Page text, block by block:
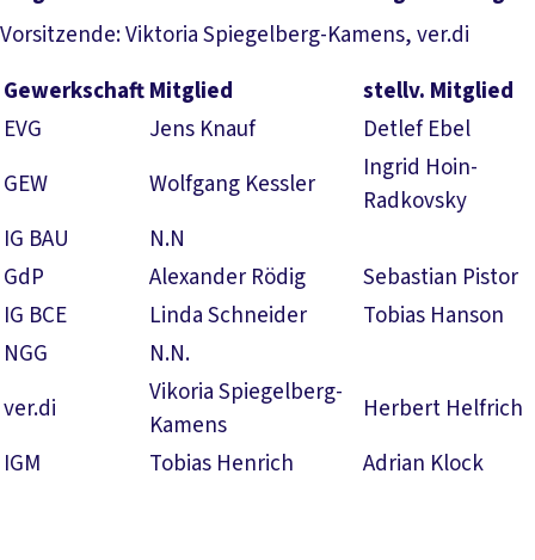
Vorsitzende: Viktoria Spiegelberg-Kamens, ver.di
GewerkschaftMitglied
stellv. Mitglied
EVG
Jens Knauf
Detlef Ebel
GEW
Wolfgang Kessler
Ingrid Hoin-
Radkovsky
IG BAU
N.N
GdP
Alexander Rödig
Sebastian Pistor
IG BCE
Linda Schneider
Tobias Hanson
NGG
N.N.
ver.di
Vikoria Spiegelberg-
Kamens
Herbert Helfrich
IGM
Tobias Henrich Adrian Klock